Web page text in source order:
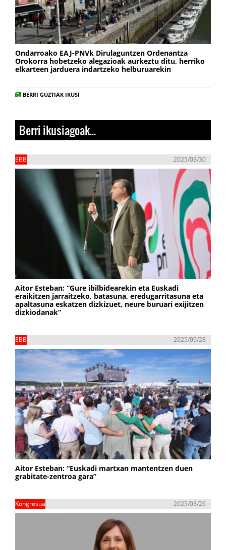
Ondarroako EAJ-PNVk Dirulaguntzen Ordenantza
Orokorra hobetzeko alegazioak aurkeztu ditu, herriko
elkarteen jarduera indartzeko helburuarekin
BERRI GUZTIAK IKUSI
Berri ikusiagoak...
EBB 2025/03/30
Aitor Esteban: “Gure ibilbidearekin eta Euskadi
eraikitzen jarraitzeko, batasuna, eredugarritasuna eta
apaltasuna eskatzen dizkizuet, neure buruari exijitzen
dizkiodanak”
EBB 2025/09/28
Aitor Esteban: “Euskadi martxan mantentzen duen
grabitate-zentroa gara”
Kongresua 2025/03/26